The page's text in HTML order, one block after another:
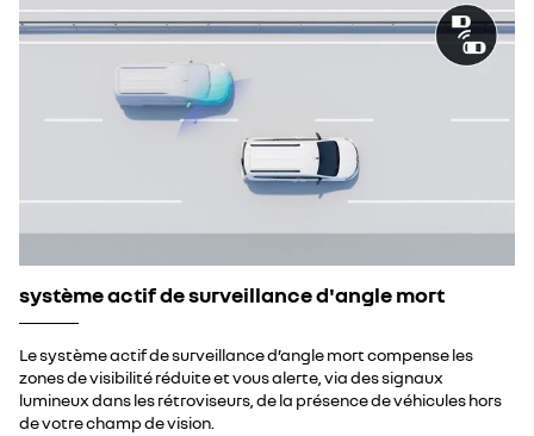
système actif de surveillance d'angle mort
Le système actif de surveillance d’angle mort compense les
zones de visibilité réduite et vous alerte, via des signaux
lumineux dans les rétroviseurs, de la présence de véhicules hors
de votre champ de vision.